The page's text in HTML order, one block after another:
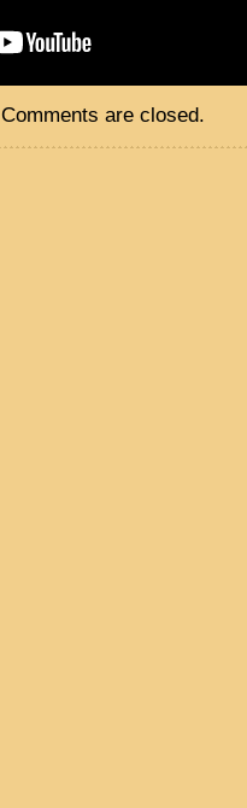
Comments are closed.